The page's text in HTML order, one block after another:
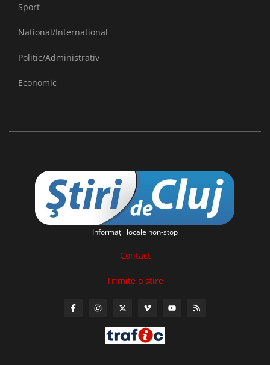
Sport
National/International
Politic/Administrativ
Economic
Informaţii locale non-stop
Contact
Trimite o stire